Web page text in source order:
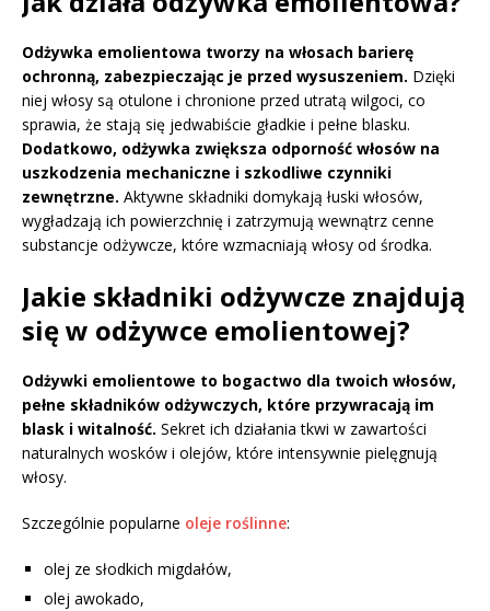
Odżywka emolientowa tworzy na włosach barierę
ochronną, zabezpieczając je przed wysuszeniem. Dzięki
niej włosy są otulone i chronione przed utratą wilgoci, co
sprawia, że stają się jedwabiście gładkie i pełne blasku.
Dodatkowo, odżywka zwiększa odporność włosów na
uszkodzenia mechaniczne i szkodliwe czynniki
zewnętrzne. Aktywne składniki domykają łuski włosów,
wygładzają ich powierzchnię i zatrzymują wewnątrz cenne
substancje odżywcze, które wzmacniają włosy od środka.
Jakie składniki odżywcze znajdują
się w odżywce emolientowej?
Odżywki emolientowe to bogactwo dla twoich włosów,
pełne składników odżywczych, które przywracają im
blask i witalność. Sekret ich działania tkwi w zawartości
naturalnych wosków i olejów, które intensywnie pielęgnują
włosy.
Szczególnie popularne oleje roślinne:
olej ze słodkich migdałów,
olej awokado,